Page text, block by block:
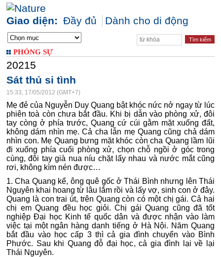
Giao diện: Đầy đủ Dành cho di động
PHÓNG SỰ
20215
Sát thủ si tình
15:33, 17/05/2012 (GMT+7)
Mẹ đẻ của Nguyễn Duy Quang bật khóc nức nở ngay từ lúc
phiên toà còn chưa bắt đầu. Khi bị dẫn vào phòng xử, đôi
tay còng ở phía trước, Quang cứ cúi gằm mặt xuống đất,
không dám nhìn mẹ. Cả cha lẫn mẹ Quang cũng chả dám
nhìn con. Mẹ Quang bưng mặt khóc còn cha Quang lầm lũi
đi xuống phía cuối phòng xử, chọn chỗ ngồi ở góc trong
cùng, đôi tay già nua níu chặt lấy nhau và nước mắt cũng
rơi, không kìm nén được…
1. Cha Quang kể, ông quê gốc ở Thái Bình nhưng lên Thái
Nguyên khai hoang từ lâu lắm rồi và lấy vợ, sinh con ở đây.
Quang là con trai út, trên Quang còn có một chị gái. Cả hai
chị em Quang đều học giỏi. Chị gái Quang cũng đã tốt
nghiệp Đại học Kinh tế quốc dân và được nhận vào làm
việc tại một ngân hàng danh tiếng ở Hà Nội. Năm Quang
bắt đầu vào học cấp 3 thì cả gia đình chuyển vào Bình
Phước. Sau khi Quang đỗ đại học, cả gia đình lại về lại
Thái Nguyên.